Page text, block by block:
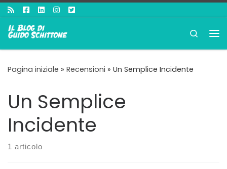
Passa al contenuto
Search
Pagina iniziale » Recensioni » Un Semplice Incidente
Un Semplice
Incidente
1 articolo